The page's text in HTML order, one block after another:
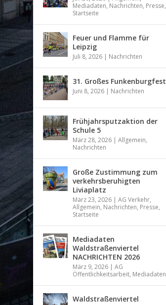
Mediadaten, Nachrichten, Presse,
Startseite
Feuer und Flamme für
Leipzig
Juli 8, 2026 | Nachrichten
31. Großes Funkenburgfest
Juni 8, 2026 | Nachrichten
Frühjahrsputzaktion der
Schule 5
März 28, 2026 |Allgemein,
Nachrichten
Große Zustimmung zum
verkehrsberuhigten
Liviaplatz
März 23, 2026 |AG Verkehr,
Allgemein, Nachrichten, Presse,
Startseite
Mediadaten
Waldstraßenviertel
NACHRICHTEN 2026
März 9, 2026 |AG
Öffentlichkeitsarbeit, Mediadaten
Waldstraßenviertel